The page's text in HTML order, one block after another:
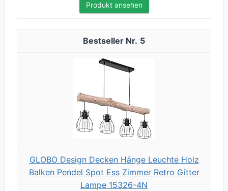
Produkt ansehen
5
GLOBO Design Decken Hänge Leuchte Holz
Balken Pendel Spot Ess Zimmer Retro Gitter
Lampe 15326-4N